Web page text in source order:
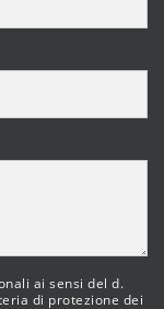
ai sensi del d.
di protezione dei